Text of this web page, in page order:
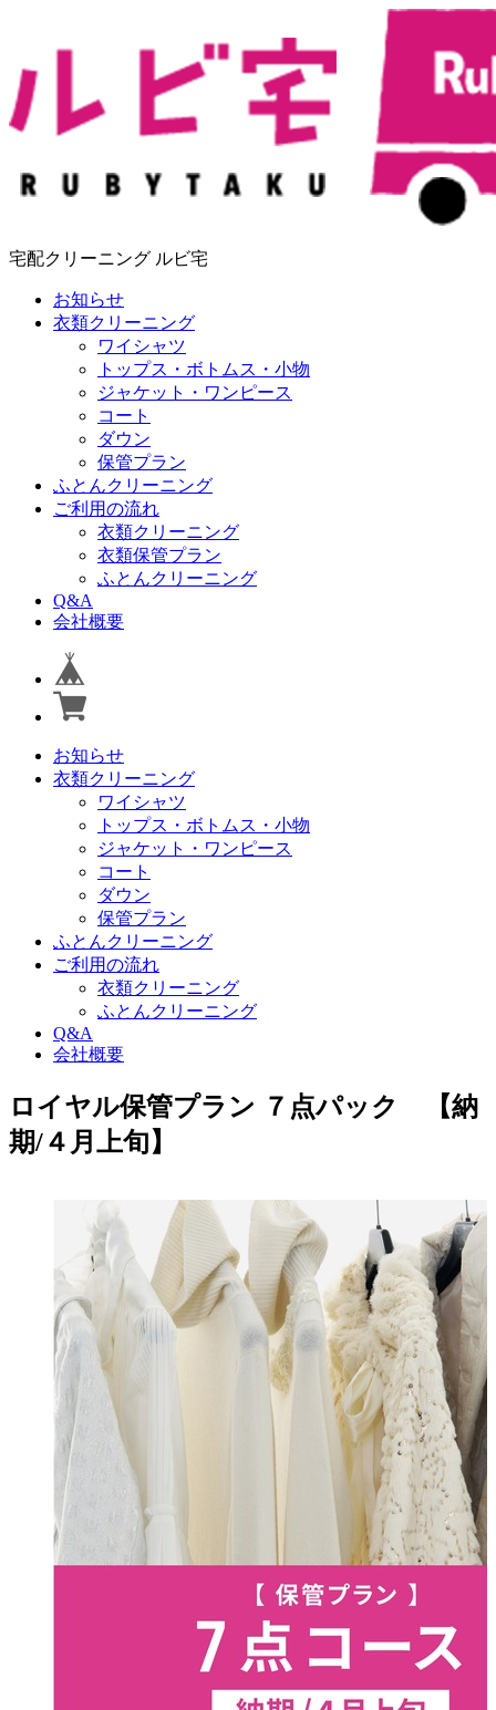
宅配クリーニング ルビ宅
お知らせ
衣類クリーニング
ワイシャツ
トップス・ボトムス・小物
ジャケット・ワンピース
コート
ダウン
保管プラン
ふとんクリーニング
ご利用の流れ
衣類クリーニング
衣類保管プラン
ふとんクリーニング
Q&A
会社概要
お知らせ
衣類クリーニング
ワイシャツ
トップス・ボトムス・小物
ジャケット・ワンピース
コート
ダウン
保管プラン
ふとんクリーニング
ご利用の流れ
衣類クリーニング
ふとんクリーニング
Q&A
会社概要
ロイヤル保管プラン ７点パック 【納
期/４月上旬】